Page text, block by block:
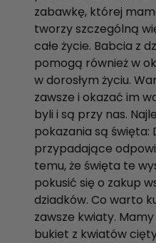
zabawkę, której
tworzy szczególną
całe życie. Babcia z
pomogą również w
w dorosłym życiu.
zawsze i okazać im
byli i są przy nas.
pokazania są święta:
przypadające
temu, że święta te
pokusić się o zakup
dziadków. Co warto
zawsze kwiaty.
bukiet z kwiatów